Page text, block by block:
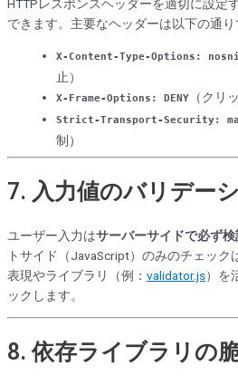
HTTPレスポンスヘッダーを適切に設定
できます。主要なヘッダーは以下の通り
X-Content-Type-Options:
止）
X-Frame-Options: DENY（クリ
Strict-Transport-Security:
制）
7. 入力値のバリデー
ユーザー入力はサーバーサイドで必ず検
トサイド（JavaScript）のみのチェック
表現やライブラリ（例： validator.js）を
ックします。
8.依存ライブラリの